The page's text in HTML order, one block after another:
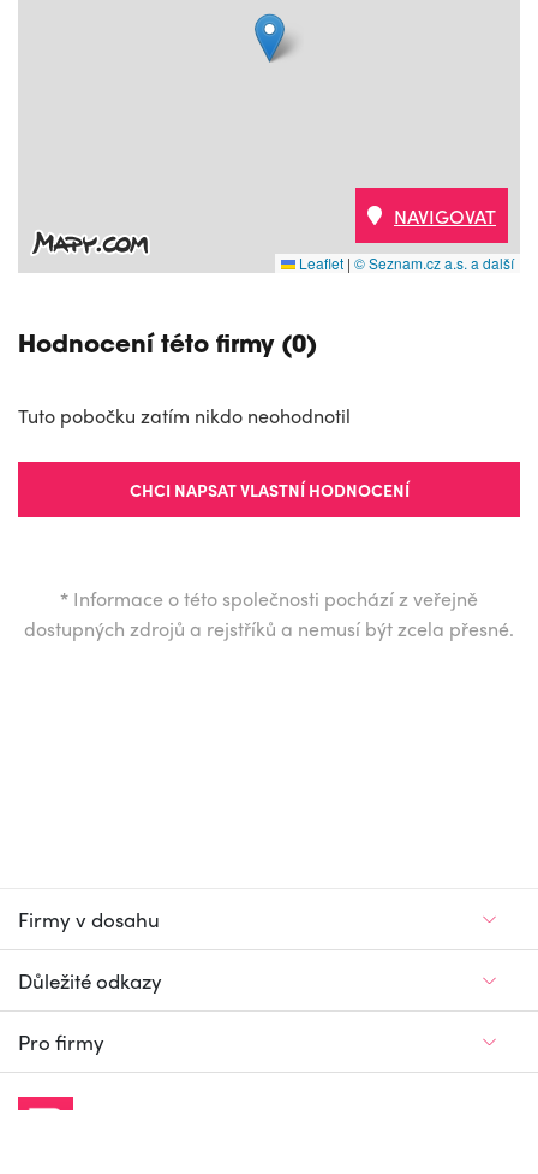
Leaflet | © Seznam.cz a.s. a další
NAVIGOVAT
Hodnocení této firmy (0)
Tuto pobočku zatím nikdo neohodnotil
CHCI NAPSAT VLASTNÍ HODNOCENÍ
* Informace o této společnosti pochází z veřejně
dostupných zdrojů a rejstříků a nemusí být zcela přesné.
Firmy v dosahu
Důležité odkazy
Pro firmy